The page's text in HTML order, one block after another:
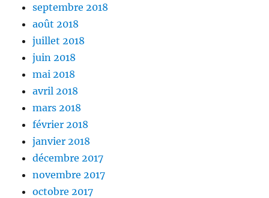
septembre 2018
août 2018
juillet 2018
juin 2018
mai 2018
avril 2018
mars 2018
février 2018
janvier 2018
décembre 2017
novembre 2017
octobre 2017